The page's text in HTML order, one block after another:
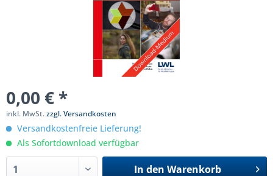
0,00 € *
inkl. MwSt.zzgl. Versandkosten
Versandkostenfreie Lieferung!
Als Sofortdownload verfügbar
In den Warenkorb